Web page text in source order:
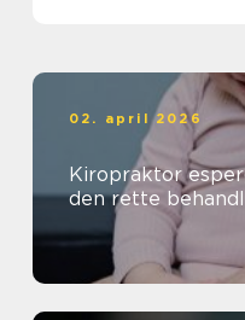
02. april 2026
Kiropraktor espergærde
den rette